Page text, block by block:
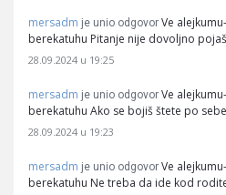
mersadm je unio odgovor Ve
berekatuhu Pitanje nije dovoljno
28.09.2024 u 19:25
mersadm je unio odgovor Ve
berekatuhu Ako se bojiš štete po
28.09.2024 u 19:23
mersadm je unio odgovor Ve
berekatuhu Ne treba da ide kod